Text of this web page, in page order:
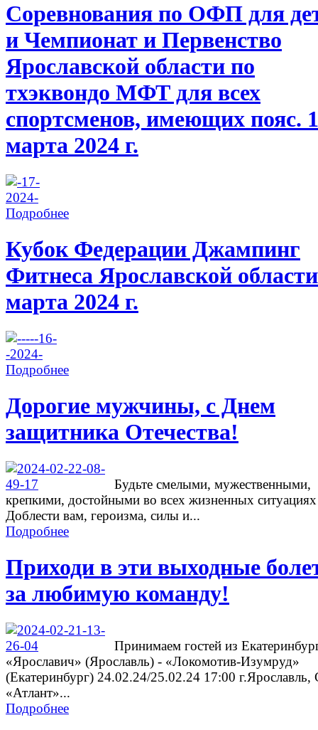
Соревнования по ОФП для
и Чемпионат и Первенство
Ярославской области по
тхэквондо МФТ для всех
спортсменов, имеющих пояс.
марта 2024 г.
Подробнее
Кубок Федерации Джампинг
Фитнеса Ярославской
марта 2024 г.
Подробнее
Дорогие мужчины, с Днем
защитника Отечества!
Будьте смелыми, мужественными,
крепкими, достойными во всех жизненных
Доблести вам, героизма, силы и...
Подробнее
Приходи в эти выходные
за любимую команду!
Принимаем гостей из
«Ярославич» (Ярославль) - «Локомотив-Изумруд»
(Екатеринбург) 24.02.24/25.02.24 17:00
«Атлант»...
Подробнее